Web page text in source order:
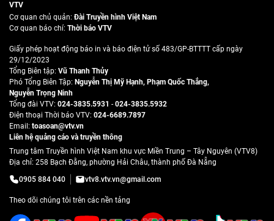
VTV
Cơ quan chủ quản:Đài Truyền hình Việt Nam
Cơ quan báo chí: Thời báo VTV
Giấy phép hoạt động báo in và báo điện tử số 483/GP-BTTTT cấp ngày
29/12/2023
Tổng Biên tập: Vũ Thanh Thủy
Phó Tổng Biên Tập: Nguyễn Thị Mỹ Hạnh, Phạm Quốc Thắng,
Nguyễn Trọng Ninh
Tổng đài VTV: 024-3835.5931 - 024-3835.5932
Ðiện thoại Thời báo VTV: 024-6689.7897
Email: toasoan@vtv.vn
Liên hệ quảng cáo và truyền thông
Trung tâm Truyền hình Việt Nam khu vực Miền Trung – Tây Nguyên (VTV8)
Địa chỉ: 258 Bạch Đằng, phường Hải Châu, thành phố Đà Nẵng
0905 884 040
vtv8.vtv.vn@gmail.com
Theo dõi chúng tôi trên các nền tảng